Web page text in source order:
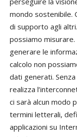
mondo sostenibile.
di supporto agli
possiamo
generare le
calcolo non
dati generati.
realizza
ci sarà alcun modo
termini letterali,
applicazioni su